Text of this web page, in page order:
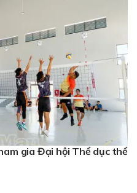
gia Đại hội Thể dục thể